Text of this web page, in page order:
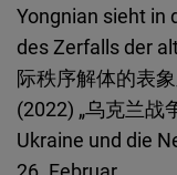
Yongnian sieht in
des Zerfalls der
际秩序解体的表
(2022) „乌克兰战
Ukraine und die